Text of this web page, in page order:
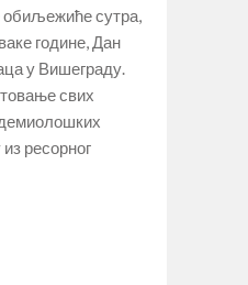
сутра,
године, Дан
у Вишеграду.
свих
ресорног